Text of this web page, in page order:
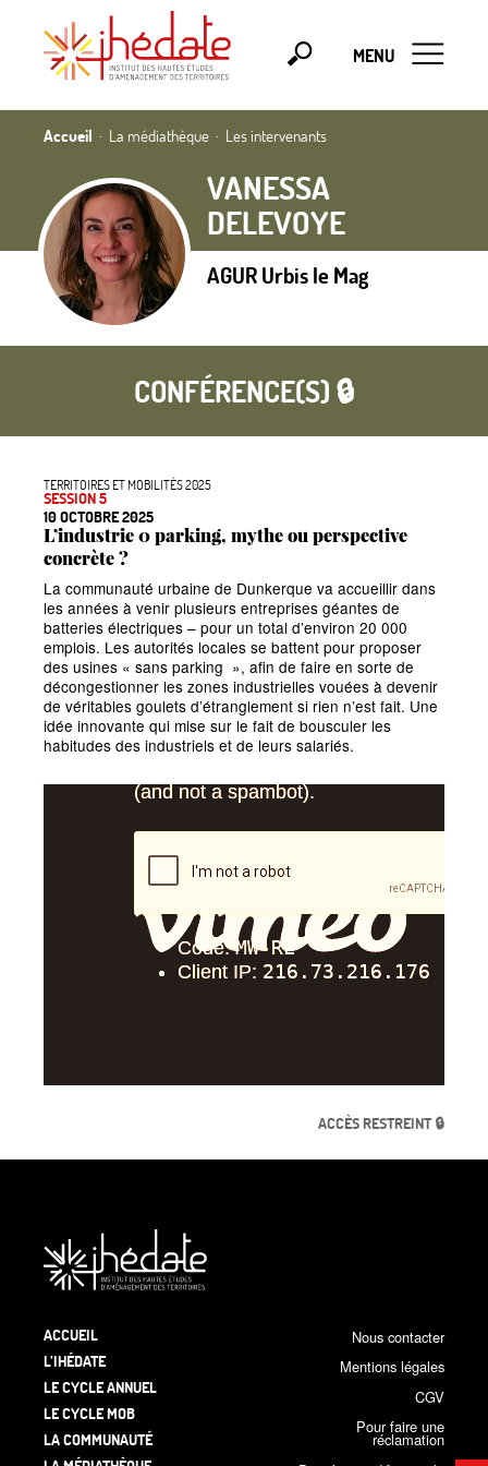
MENU
Accueil La médiathèque Les intervenants
VANESSA
DELEVOYE
AGUR Urbis le Mag
CONFÉRENCE(S) 🔒
TERRITOIRES ET MOBILITÉS 2025
SESSION 5
10 OCTOBRE 2025
L’industrie 0 parking, mythe ou perspective
concrète?
La communauté urbaine de Dunkerque va accueillir dans
les années à venir plusieurs entreprises géantes de
batteries électriques – pour un total d’environ 20 000
emplois. Les autorités locales se battent pour proposer
des usines « sans parking », afin de faire en sorte de
décongestionner les zones industrielles vouées à devenir
de véritables goulets d’étranglement si rien n’est fait. Une
idée innovante qui mise sur le fait de bousculer les
habitudes des industriels et de leurs salariés.
ACCÈS RESTREINT 🔒
ACCUEIL
L’IHÉDATE
LE CYCLE ANNUEL
LE CYCLE MOB
LA COMMUNAUTÉ
Nous contacter
Mentions légales
CGV
Pour faire une
réclamation